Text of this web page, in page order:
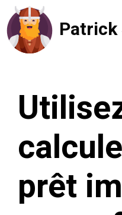
Aller
au
contenu
Patrick
prêt